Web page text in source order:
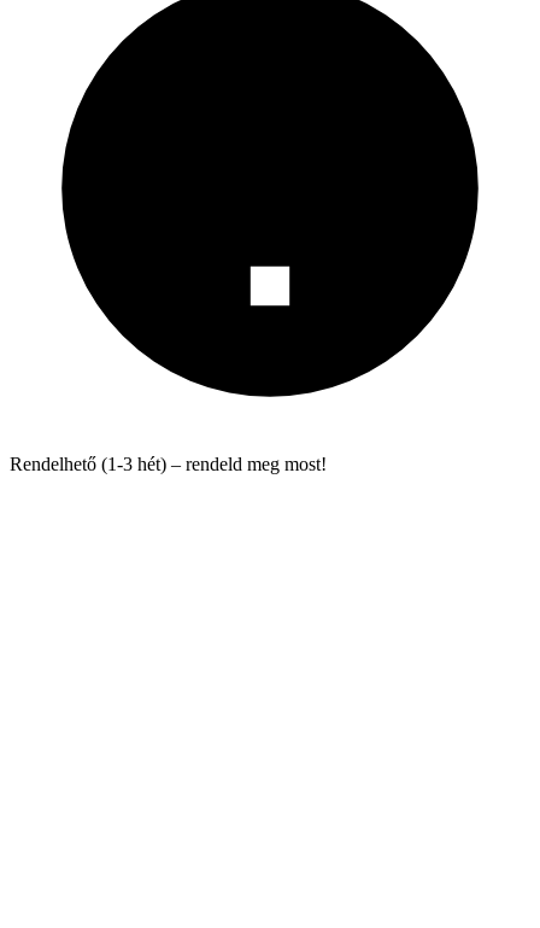
Rendelhető (1-3 hét) – rendeld meg most!